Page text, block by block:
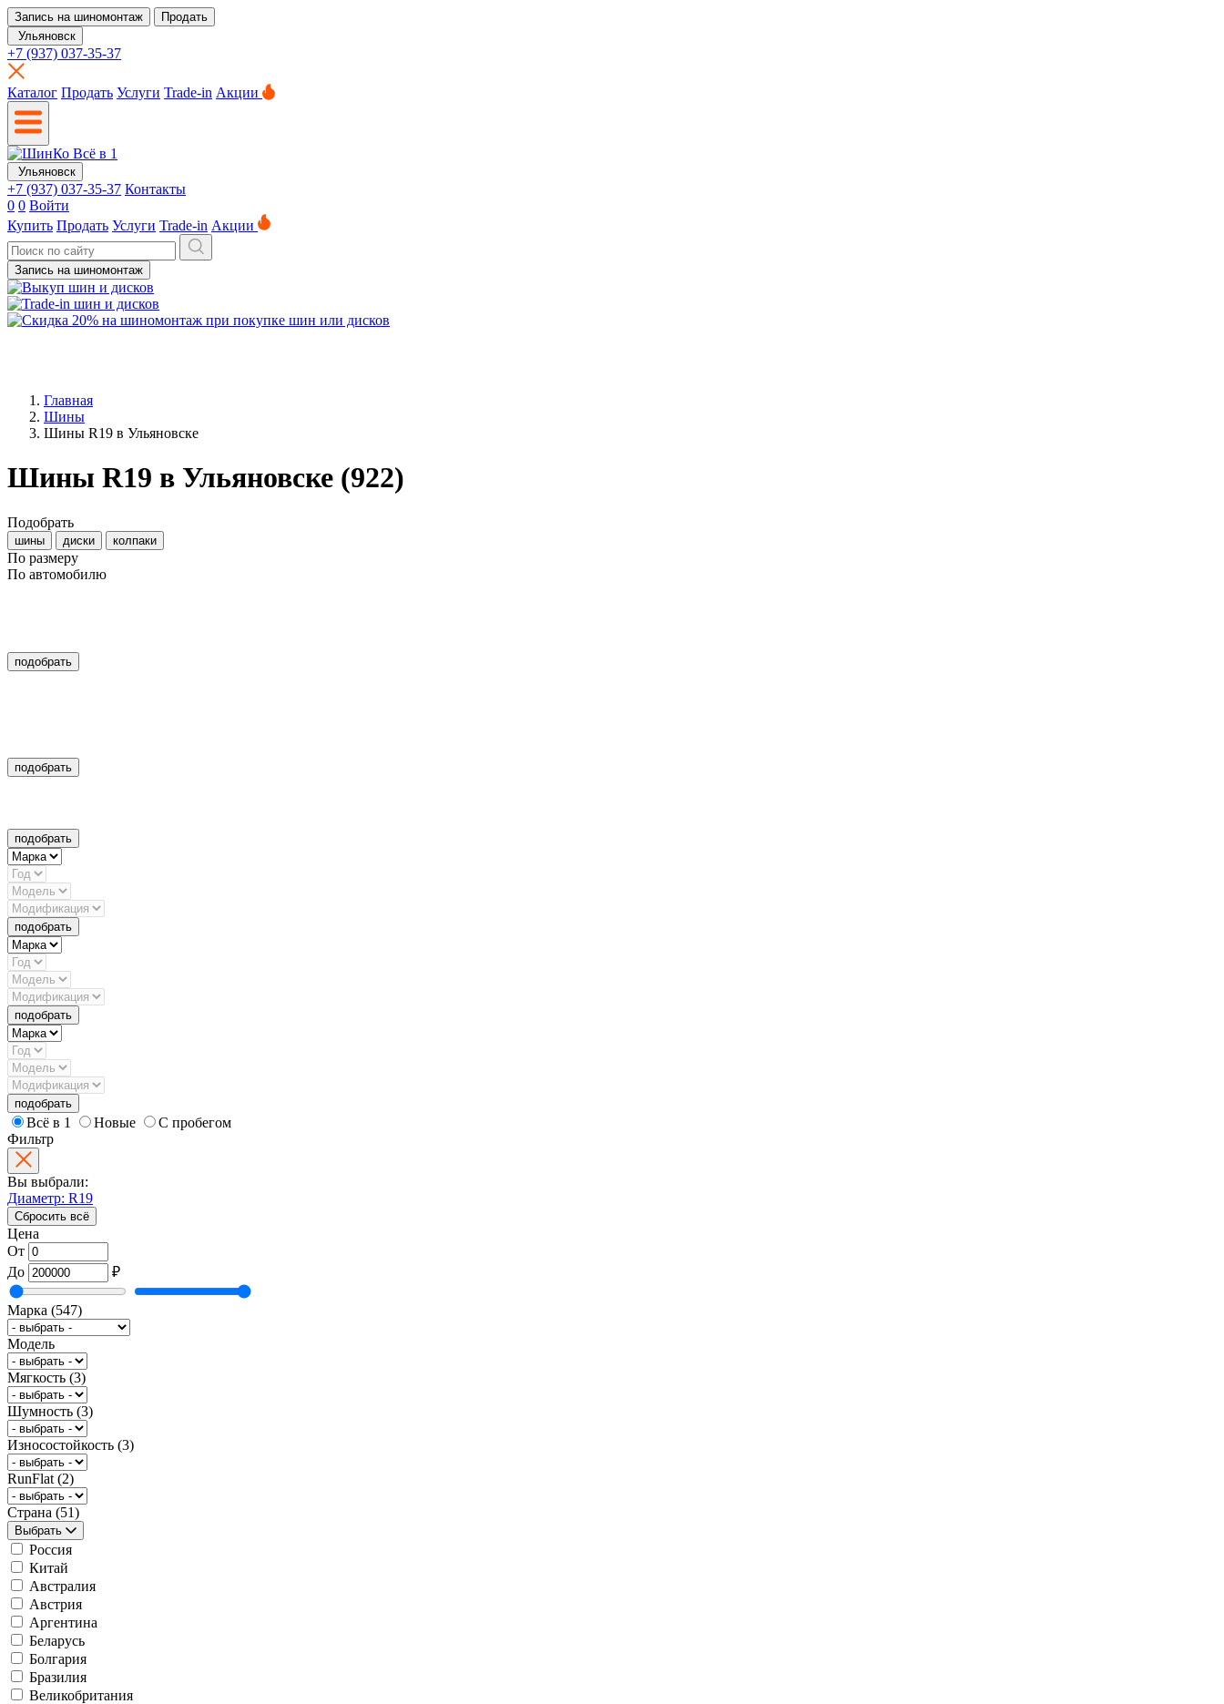
Запись на шиномонтаж
Продать
Ульяновск
+7 (937) 037-35-37
Каталог Продать Услуги Trade-in Акции
Ульяновск
+7 (937) 037-35-37 Контакты
0 0 Войти
Купить Продать Услуги Trade-in Акции
Запись на шиномонтаж
Главная
Шины
Шины R19 в Ульяновске
Шины R19 в Ульяновске (922)
Подобрать
шины диски колпаки
По размеру
По автомобилю
подобрать
подобрать
подобрать
подобрать
подобрать
подобрать
Всё в 1 Новые
С пробегом
Фильтр
Вы выбрали:
Диаметр: R19
Сбросить всё
Цена
От
До
₽
Марка (547)
Модель
Мягкость (3)
Шумность (3)
Износостойкость (3)
RunFlat (2)
Страна (51)
Выбрать
Россия
Китай
Австралия
Австрия
Аргентина
Беларусь
Болгария
Бразилия
Великобритания